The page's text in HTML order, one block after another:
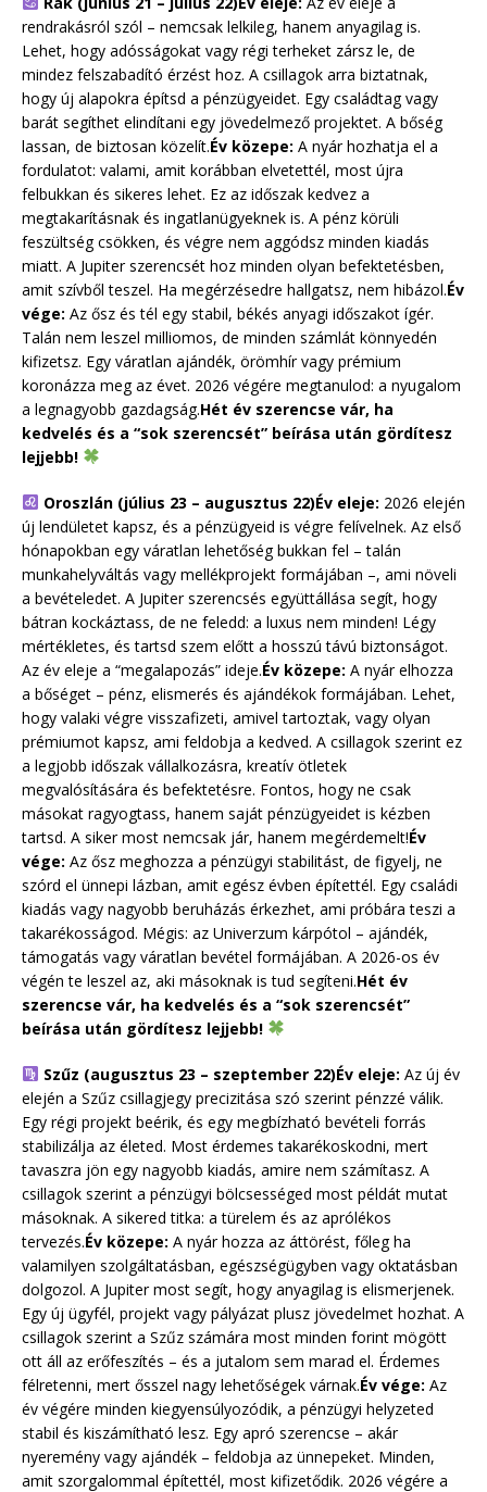
rendrakásról szól – nemcsak lelkileg, hanem anyagilag is.
Lehet, hogy adósságokat vagy régi terheket zársz le, de
mindez felszabadító érzést hoz. A csillagok arra biztatnak,
hogy új alapokra építsd a pénzügyeidet. Egy családtag vagy
barát segíthet elindítani egy jövedelmező projektet. A bőség
lassan, de biztosan közelít.Év közepe: A nyár hozhatja el a
fordulatot: valami, amit korábban elvetettél, most újra
felbukkan és sikeres lehet. Ez az időszak kedvez a
megtakarításnak és ingatlanügyeknek is. A pénz körüli
feszültség csökken, és végre nem aggódsz minden kiadás
miatt. A Jupiter szerencsét hoz minden olyan befektetésben,
amit szívből teszel. Ha megérzésedre hallgatsz, nem hibázol.Év
vége: Az ősz és tél egy stabil, békés anyagi időszakot ígér.
Talán nem leszel milliomos, de minden számlát könnyedén
kifizetsz. Egy váratlan ajándék, örömhír vagy prémium
koronázza meg az évet. 2026 végére megtanulod: a nyugalom
a legnagyobb gazdagság.Hét év szerencse vár, ha
kedvelés és a “sok szerencsét” beírása után gördítesz
lejjebb!
Oroszlán (július 23 – augusztus 22)Év eleje: 2026 elején
új lendületet kapsz, és a pénzügyeid is végre felívelnek. Az első
hónapokban egy váratlan lehetőség bukkan fel – talán
munkahelyváltás vagy mellékprojekt formájában –, ami növeli
a bevételedet. A Jupiter szerencsés együttállása segít, hogy
bátran kockáztass, de ne feledd: a luxus nem minden! Légy
mértékletes, és tartsd szem előtt a hosszú távú biztonságot.
Az év eleje a “megalapozás” ideje.Év közepe: A nyár elhozza
a bőséget – pénz, elismerés és ajándékok formájában. Lehet,
hogy valaki végre visszafizeti, amivel tartoztak, vagy olyan
prémiumot kapsz, ami feldobja a kedved. A csillagok szerint ez
a legjobb időszak vállalkozásra, kreatív ötletek
megvalósítására és befektetésre. Fontos, hogy ne csak
másokat ragyogtass, hanem saját pénzügyeidet is kézben
tartsd. A siker most nemcsak jár, hanem megérdemelt!Év
vége: Az ősz meghozza a pénzügyi stabilitást, de figyelj, ne
szórd el ünnepi lázban, amit egész évben építettél. Egy családi
kiadás vagy nagyobb beruházás érkezhet, ami próbára teszi a
takarékosságod. Mégis: az Univerzum kárpótol – ajándék,
támogatás vagy váratlan bevétel formájában. A 2026-os év
végén te leszel az, aki másoknak is tud segíteni.Hét év
szerencse vár, ha kedvelés és a “sok szerencsét”
beírása után gördítesz lejjebb!
Szűz (augusztus 23 – szeptember 22)Év eleje: Az új év
elején a Szűz csillagjegy precizitása szó szerint pénzzé válik.
Egy régi projekt beérik, és egy megbízható bevételi forrás
stabilizálja az életed. Most érdemes takarékoskodni, mert
tavaszra jön egy nagyobb kiadás, amire nem számítasz. A
csillagok szerint a pénzügyi bölcsességed most példát mutat
másoknak. A sikered titka: a türelem és az aprólékos
tervezés.Év közepe: A nyár hozza az áttörést, főleg ha
valamilyen szolgáltatásban, egészségügyben vagy oktatásban
dolgozol. A Jupiter most segít, hogy anyagilag is elismerjenek.
Egy új ügyfél, projekt vagy pályázat plusz jövedelmet hozhat. A
csillagok szerint a Szűz számára most minden forint mögött
ott áll az erőfeszítés – és a jutalom sem marad el. Érdemes
félretenni, mert ősszel nagy lehetőségek várnak.Év vége: Az
év végére minden kiegyensúlyozódik, a pénzügyi helyzeted
stabil és kiszámítható lesz. Egy apró szerencse – akár
nyeremény vagy ajándék – feldobja az ünnepeket. Minden,
amit szorgalommal építettél, most kifizetődik. 2026 végére a